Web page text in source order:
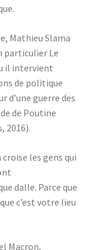
Mathieu Slama
particulier Le
il intervient
de politique
d’une guerre des
de Poutine
2016).
croise les gens qui
dalle. Parce que
c’est votre lieu
Macron,